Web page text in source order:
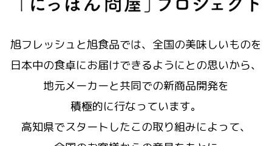
旭フレッシュと旭食品では、全国の美味しいものを
日本中の食卓にお届けできるようにとの思いから、
地元メーカーと共同での新商品開発を
積極的に行なっています。
高知県でスタートしたこの取り組みによって、